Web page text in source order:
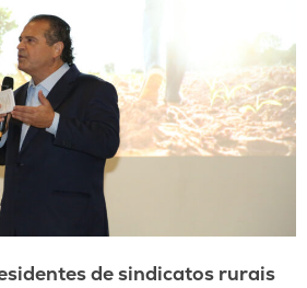
de sindicatos rurais